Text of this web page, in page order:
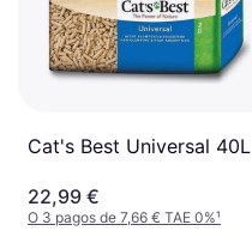
Cat's Best Universal 40L
22,99 €
O 3 pagos de 7,66 € TAE 0%¹